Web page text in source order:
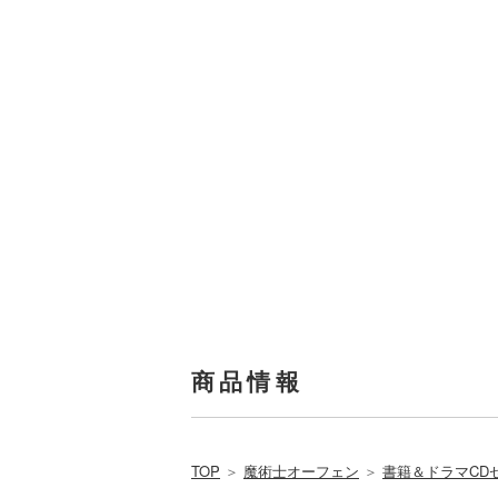
商品情報
TOP ＞ 魔術士オーフェン ＞ 書籍＆ドラマCD